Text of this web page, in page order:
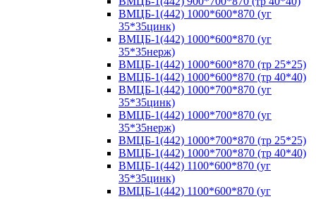
ВМЦБ-1(442) 1000*600*870 (уг
35*35цинк)
ВМЦБ-1(442) 1000*600*870 (уг
35*35нерж)
ВМЦБ-1(442) 1000*600*870 (тр 25*25)
ВМЦБ-1(442) 1000*600*870 (тр 40*40)
ВМЦБ-1(442) 1000*700*870 (уг
35*35цинк)
ВМЦБ-1(442) 1000*700*870 (уг
35*35нерж)
ВМЦБ-1(442) 1000*700*870 (тр 25*25)
ВМЦБ-1(442) 1000*700*870 (тр 40*40)
ВМЦБ-1(442) 1100*600*870 (уг
35*35цинк)
ВМЦБ-1(442) 1100*600*870 (уг